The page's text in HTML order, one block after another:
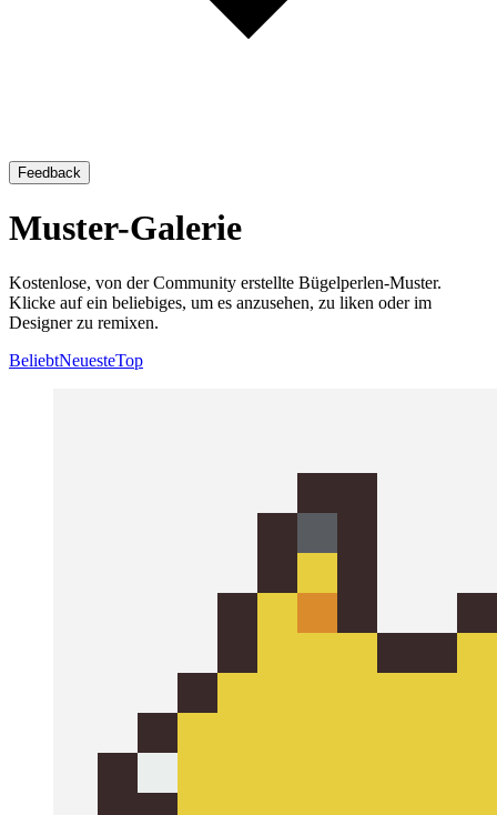
Feedback
Muster-Galerie
Kostenlose, von der Community erstellte Bügelperlen-Muster.
Klicke auf ein beliebiges, um es anzusehen, zu liken oder im
Designer zu remixen.
BeliebtNeuesteTop